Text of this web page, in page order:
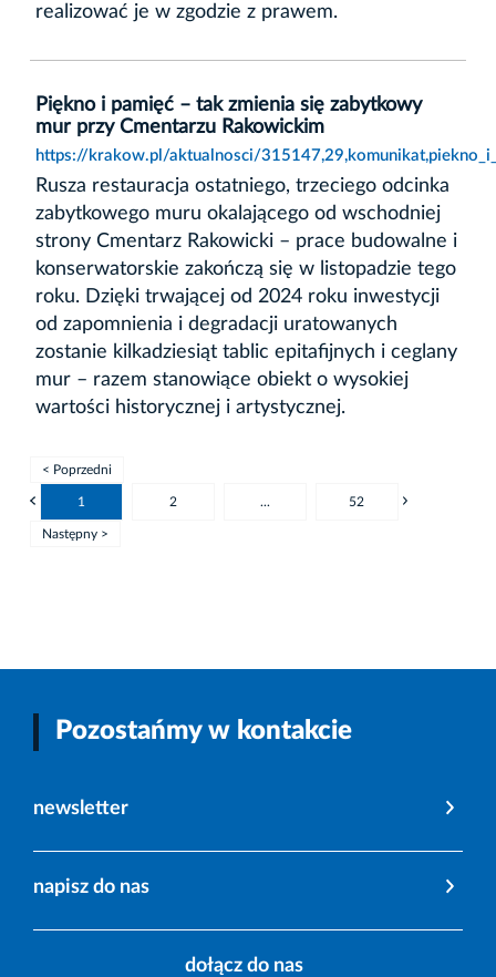
realizować je w zgodzie z prawem.
Piękno i pamięć – tak zmienia się zabytkowy
mur przy Cmentarzu Rakowickim
https://krakow.pl/aktualnosci/
Rusza restauracja ostatniego, trzeciego odcinka
zabytkowego muru okalającego od wschodniej
strony Cmentarz Rakowicki – prace budowalne i
konserwatorskie zakończą się w listopadzie tego
roku. Dzięki trwającej od 2024 roku inwestycji
od zapomnienia i degradacji uratowanych
zostanie kilkadziesiąt tablic epitafijnych i ceglany
mur – razem stanowiące obiekt o wysokiej
wartości historycznej i artystycznej.
< Poprzedni
1 2 ... 52
Następny >
Pozostańmy w kontakcie
newsletter
napisz do nas
dołącz do nas